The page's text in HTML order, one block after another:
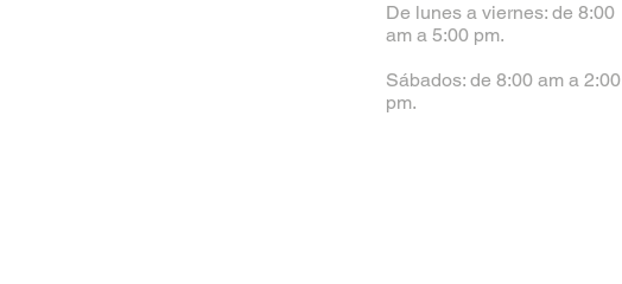
De lunes a viernes: de 8:00
am a 5:00 pm.
Sábados: de 8:00 am a 2:00
pm.